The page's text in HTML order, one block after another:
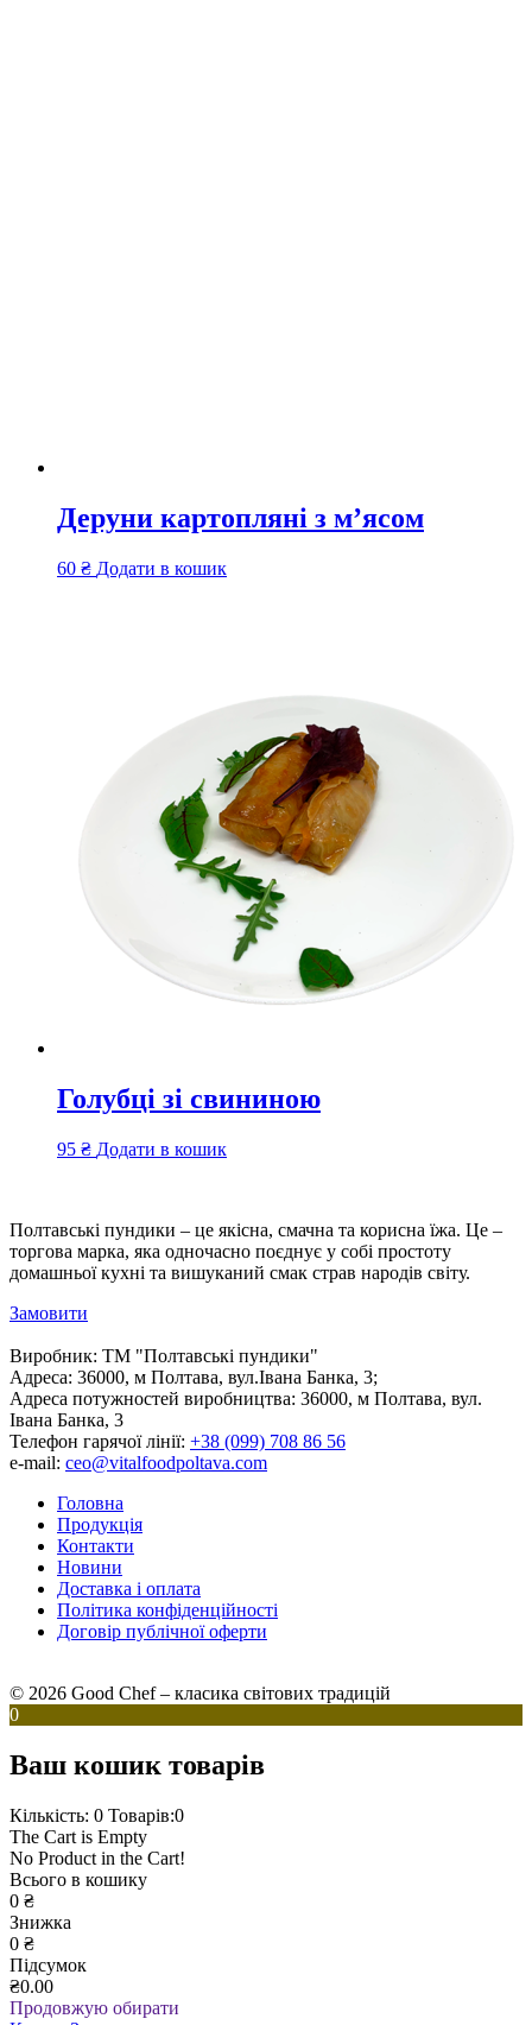
Деруни картопляні з м’ясом
60 ₴ Додати в кошик
Голубці зі свининою
95 ₴ Додати в кошик
Полтавські пундики – це якісна, смачна та корисна їжа. Це –
торгова марка, яка одночасно поєднує у собі простоту
домашньої кухні та вишуканий смак страв народів світу.
Замовити
Виробник: ТМ "Полтавські пундики"
Адреса: 36000, м Полтава, вул.Івана Банка, 3;
Адреса потужностей виробництва: 36000, м Полтава, вул.
Івана Банка, 3
Телефон гарячої лінії: +38 (099) 708 86 56
e-mail: ceo@vitalfoodpoltava.com
Головна
Продукція
Контакти
Новини
Доставка і оплата
Політика конфіденційності
Договір публічної оферти
© 2026 Good Chef – класика світових традицій
0
Ваш кошик товарів
Кількість: 0 Товарів:0
The Cart is Empty
No Product in the Cart!
Всього в кошику
0 ₴
Знижка
0 ₴
Підсумок
₴0.00
Продовжую обирати